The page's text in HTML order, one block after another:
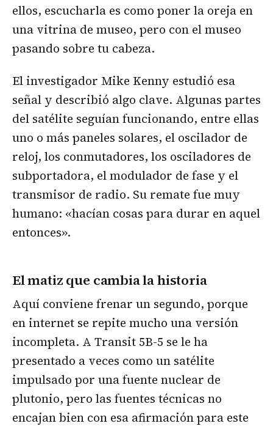
ellos, escucharla es como poner la oreja en
una vitrina de museo, pero con el museo
pasando sobre tu cabeza.
El investigador Mike Kenny estudió esa
señal y describió algo clave. Algunas partes
del satélite seguían funcionando, entre ellas
uno o más paneles solares, el oscilador de
reloj, los conmutadores, los osciladores de
subportadora, el modulador de fase y el
transmisor de radio. Su remate fue muy
humano: «hacían cosas para durar en aquel
entonces».
El matiz que cambia la historia
Aquí conviene frenar un segundo, porque
en internet se repite mucho una versión
incompleta. A Transit 5B-5 se le ha
presentado a veces como un satélite
impulsado por una fuente nuclear de
plutonio, pero las fuentes técnicas no
encajan bien con esa afirmación para este